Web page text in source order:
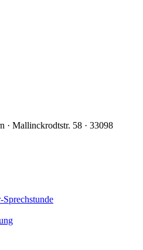
· Mallinckrodtstr. 58 · 33098